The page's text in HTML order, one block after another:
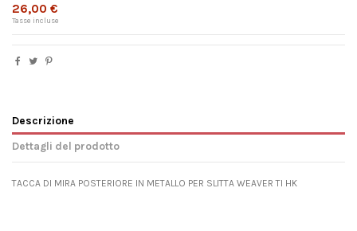
26,00 €
Tasse incluse
Descrizione
Dettagli del prodotto
TACCA DI MIRA POSTERIORE IN METALLO PER SLITTA WEAVER TI HK